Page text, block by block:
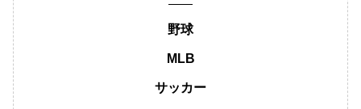
野球
MLB
サッカー